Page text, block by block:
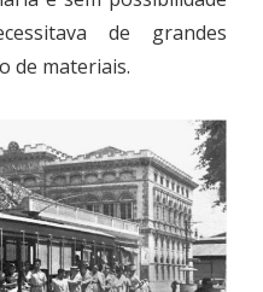
de grandes
de materiais.